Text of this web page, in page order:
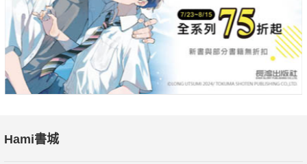
Hami書城